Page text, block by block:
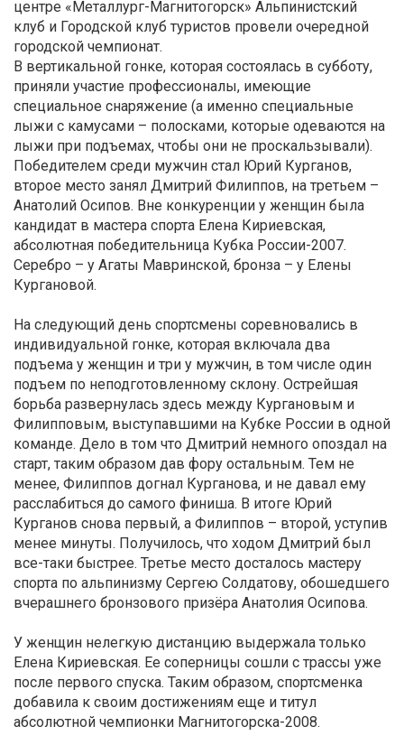
центре «Металлург-Магнитогорск» Альпинистский
клуб и Городской клуб туристов провели очередной
городской чемпионат.
В вертикальной гонке, которая состоялась в субботу,
приняли участие профессионалы, имеющие
специальное снаряжение (а именно специальные
лыжи с камусами – полосками, которые одеваются на
лыжи при подъемах, чтобы они не проскальзывали).
Победителем среди мужчин стал Юрий Курганов,
второе место занял Дмитрий Филиппов, на третьем –
Анатолий Осипов. Вне конкуренции у женщин была
кандидат в мастера спорта Елена Кириевская,
абсолютная победительница Кубка России-2007.
Серебро – у Агаты Мавринской, бронза – у Елены
Кургановой.
На следующий день спортсмены соревновались в
индивидуальной гонке, которая включала два
подъема у женщин и три у мужчин, в том числе один
подъем по неподготовленному склону. Острейшая
борьба развернулась здесь между Кургановым и
Филипповым, выступавшими на Кубке России в одной
команде. Дело в том что Дмитрий немного опоздал на
старт, таким образом дав фору остальным. Тем не
менее, Филиппов догнал Курганова, и не давал ему
расслабиться до самого финиша. В итоге Юрий
Курганов снова первый, а Филиппов – второй, уступив
менее минуты. Получилось, что ходом Дмитрий был
все-таки быстрее. Третье место досталось мастеру
спорта по альпинизму Сергею Солдатову, обошедшего
вчерашнего бронзового призёра Анатолия Осипова.
У женщин нелегкую дистанцию выдержала только
Елена Кириевская. Ее соперницы сошли с трассы уже
после первого спуска. Таким образом, спортсменка
добавила к своим достижениям еще и титул
абсолютной чемпионки Магнитогорска-2008.